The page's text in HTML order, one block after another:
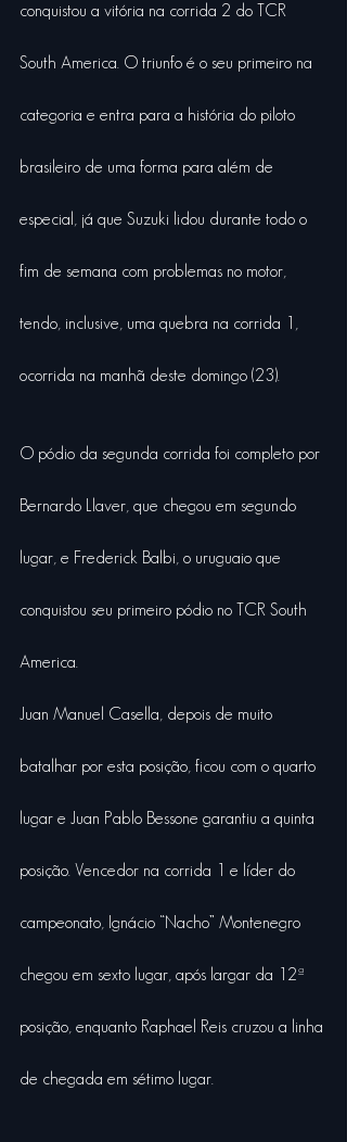
conquistou a vitória na corrida 2 do TCR
South America. O triunfo é o seu primeiro na
categoria e entra para a história do piloto
brasileiro de uma forma para além de
especial, já que Suzuki lidou durante todo o
fim de semana com problemas no motor,
tendo, inclusive, uma quebra na corrida 1,
ocorrida na manhã deste domingo (23).
O pódio da segunda corrida foi completo por
Bernardo Llaver, que chegou em segundo
lugar, e Frederick Balbi, o uruguaio que
conquistou seu primeiro pódio no TCR South
America.
Juan Manuel Casella, depois de muito
batalhar por esta posição, ficou com o quarto
lugar e Juan Pablo Bessone garantiu a quinta
posição. Vencedor na corrida 1 e líder do
campeonato, Ignácio “Nacho” Montenegro
chegou em sexto lugar, após largar da 12ª
posição, enquanto Raphael Reis cruzou a linha
de chegada em sétimo lugar.